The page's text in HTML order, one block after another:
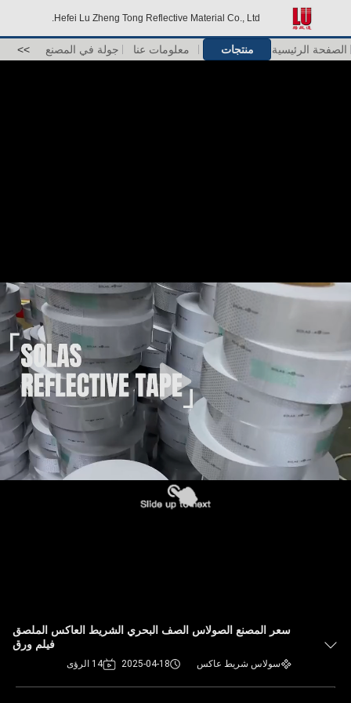
Hefei Lu Zheng Tong Reflective Material Co., Ltd.
الصفحة الرئيسية منتجات معلومات عنا جولة في المصنع >>
سعر المصنع الصولاس الصف البحري الشريط العاكس الملصق
فيلم ورق
سولاس شريط عاكس 2025-04-18 14 الرؤى